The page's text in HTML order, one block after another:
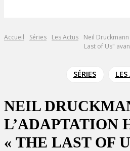
Accueil Séries Les Actus
Neil
Last of Us"
SÉRIES
NEIL
L’ADAPTATION
« THE LAST OF